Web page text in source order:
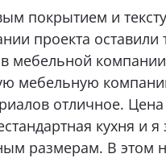
покрытием и
проекта оставили
мебельной
мебельную
отличное.
кухня и я
размерам. В этом